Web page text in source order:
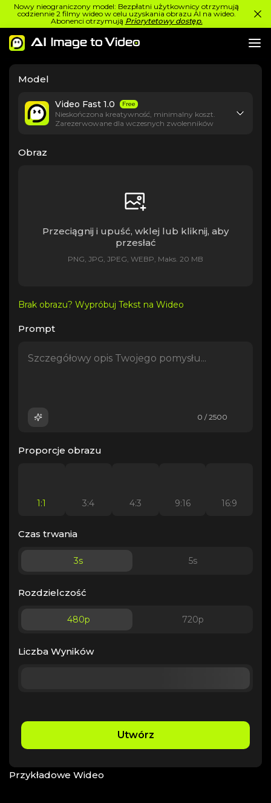
Nowy nieograniczony model: Bezpłatni użytkownicy otrzymują
codziennie 2 filmy wideo w celu uzyskania obrazu AI na wideo.
Abonenci otrzymują Priorytetowy dostęp.
Model
Video Fast 1.0 Free
Nieskończona kreatywność, minimalny koszt.
Zarezerwowane dla wczesnych zwolenników
Obraz
Przeciągnij i upuść, wklej lub kliknij, aby
przesłać
PNG, JPG, JPEG, WEBP, Maks. 20 MB
Brak obrazu? Wypróbuj Tekst na Wideo
Prompt
0 / 2500
Proporcje obrazu
1:1 3:4 4:3 9:16 16:9
Czas trwania
3s 5s
Rozdzielczość
480p 720p
Liczba Wyników
Utwórz
Przykładowe Wideo